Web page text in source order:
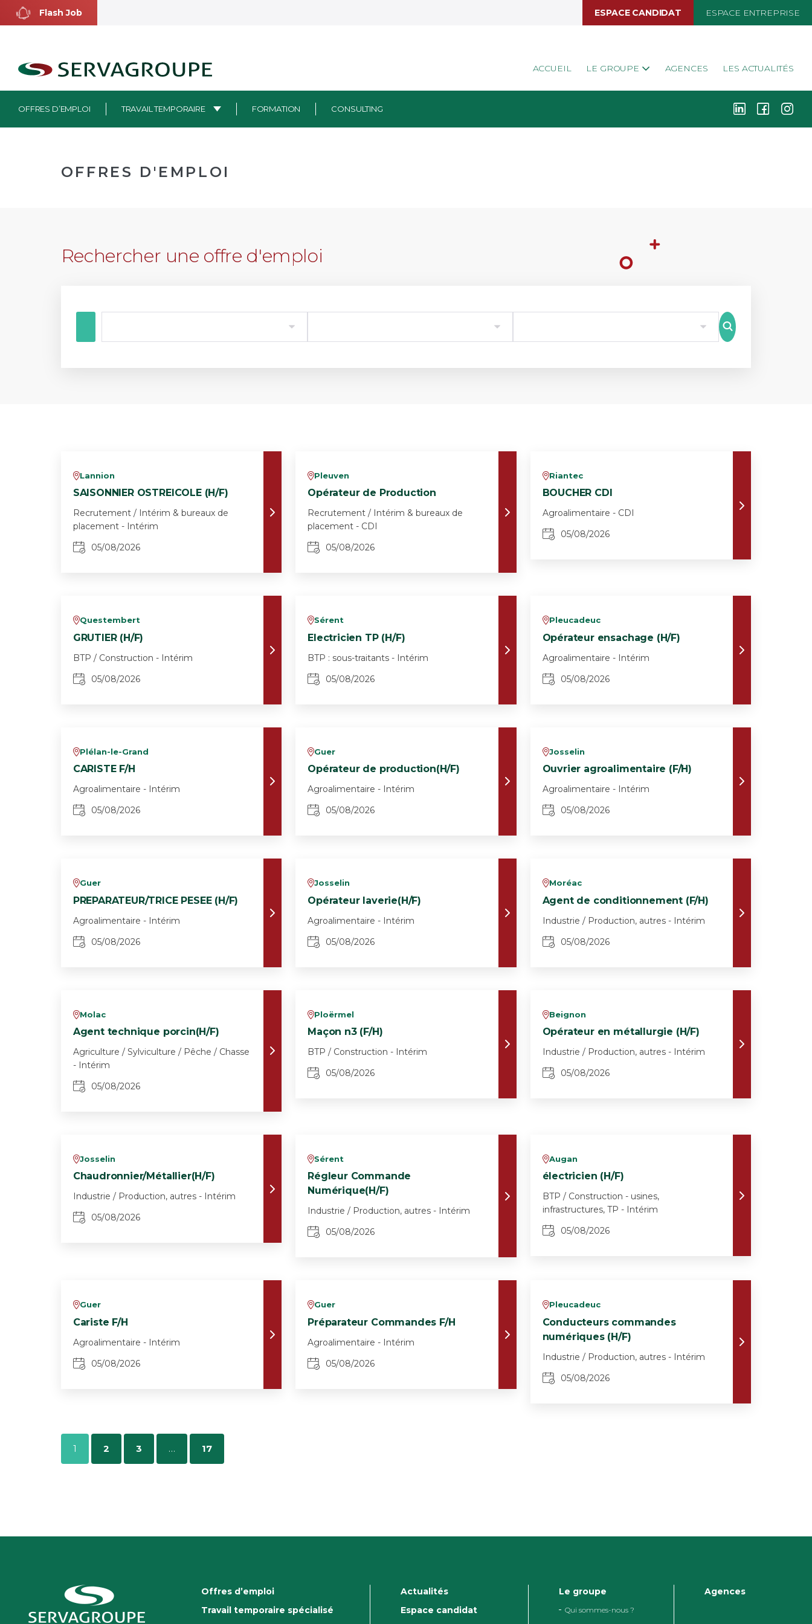
Aller
Flash Job ESPACE CANDIDAT ESPACE ENTREPRISE
ACCUEIL LE GROUPE AGENCES LES ACTUALITÉS
OFFRES D’EMPLOI TRAVAIL TEMPORAIRE FORMATION CONSULTING k i j
OFFRES D'EMPLOI
Rechercher une offre d'emploi
8
vLannion
SAISONNIER OSTREICOLE (H/F)
Recrutement / Intérim & bureaux de
placement - Intérim
05/08/2026
vPleuven
Opérateur de Production
Recrutement / Intérim & bureaux de
placement - CDI
05/08/2026
vRiantec
BOUCHER CDI
Agroalimentaire - CDI
05/08/2026
vQuestembert
GRUTIER (H/F)
BTP / Construction - Intérim
05/08/2026
vSérent
Electricien TP (H/F)
BTP : sous-traitants - Intérim
05/08/2026
vPleucadeuc
Opérateur ensachage (H/F)
Agroalimentaire - Intérim
05/08/2026
vPlélan-le-Grand
CARISTE F/H
Agroalimentaire - Intérim
05/08/2026
vGuer
Opérateur de production(H/F)
Agroalimentaire - Intérim
05/08/2026
vJosselin
Ouvrier agroalimentaire (F/H)
Agroalimentaire - Intérim
05/08/2026
vGuer
PREPARATEUR/TRICE PESEE (H/F)
Agroalimentaire - Intérim
05/08/2026
vJosselin
Opérateur laverie(H/F)
Agroalimentaire - Intérim
05/08/2026
vMoréac
Agent de conditionnement (F/H)
Industrie / Production, autres - Intérim
05/08/2026
vMolac
Agent technique porcin(H/F)
Agriculture / Sylviculture / Pêche / Chasse
- Intérim
05/08/2026
vPloërmel
Maçon n3 (F/H)
BTP / Construction - Intérim
05/08/2026
vBeignon
Opérateur en métallurgie (H/F)
Industrie / Production, autres - Intérim
05/08/2026
vJosselin
Chaudronnier/Métallier(H/F)
Industrie / Production, autres - Intérim
05/08/2026
vSérent
Régleur Commande
Numérique(H/F)
Industrie / Production, autres - Intérim
05/08/2026
vAugan
électricien (H/F)
BTP / Construction - usines,
infrastructures, TP - Intérim
05/08/2026
vGuer
Cariste F/H
Agroalimentaire - Intérim
05/08/2026
vGuer
Préparateur Commandes F/H
Agroalimentaire - Intérim
05/08/2026
vPleucadeuc
Conducteurs commandes
numériques (H/F)
Industrie / Production, autres - Intérim
05/08/2026
1 2 3 … 17
Offres d’emploi
Travail temporaire spécialisé
Actualités
Espace candidat
Le groupe
Qui sommes-nous ?
Agences